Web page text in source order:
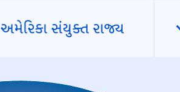
અમેરિકા સંયુક્ત રાજ્ય